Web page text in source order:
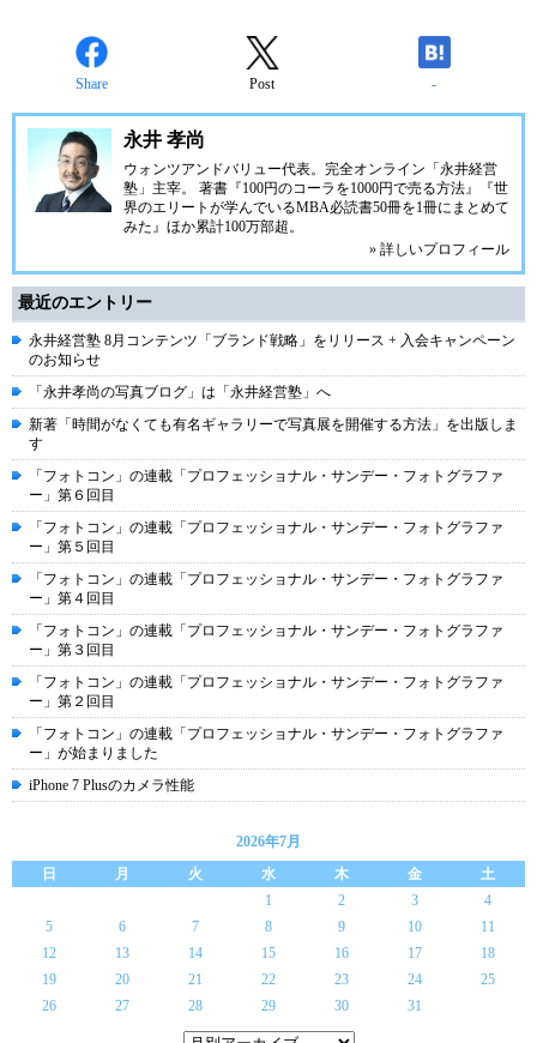
Share Post -
永井 孝尚
ウォンツアンドバリュー代表。完全オンライン「永井経営
塾」主宰。 著書『100円のコーラを1000円で売る方法』『世
界のエリートが学んでいるMBA必読書50冊を1冊にまとめて
みた』ほか累計100万部超。
» 詳しいプロフィール
最近のエントリー
永井経営塾 8月コンテンツ「ブランド戦略」をリリース + 入会キャンペーン
のお知らせ
「永井孝尚の写真ブログ」は「永井経営塾」へ
新著「時間がなくても有名ギャラリーで写真展を開催する方法」を出版しま
す
「フォトコン」の連載「プロフェッショナル・サンデー・フォトグラファ
ー」第６回目
「フォトコン」の連載「プロフェッショナル・サンデー・フォトグラファ
ー」第５回目
「フォトコン」の連載「プロフェッショナル・サンデー・フォトグラファ
ー」第４回目
「フォトコン」の連載「プロフェッショナル・サンデー・フォトグラファ
ー」第３回目
「フォトコン」の連載「プロフェッショナル・サンデー・フォトグラファ
ー」第２回目
「フォトコン」の連載「プロフェッショナル・サンデー・フォトグラファ
ー」が始まりました
iPhone 7 Plusのカメラ性能
2026年7月
日
月 火 水 木 金
土
1
2 3
4
5
6 7 8 9 10
11
12
13 14 15 16 17
18
19
20 21 22 23 24
25
26
27 28 29 30 31